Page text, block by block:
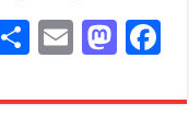
Fa
bo
M
to
E
ail